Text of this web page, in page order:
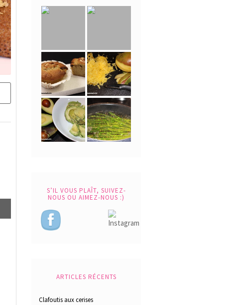
S’IL VOUS PLAÎT, SUIVEZ-
NOUS OU AIMEZ-NOUS :)
ARTICLES RÉCENTS
Clafoutis aux cerises